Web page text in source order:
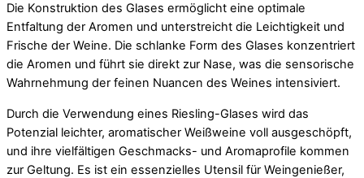
Die Konstruktion des Glases ermöglicht eine optimale
Entfaltung der Aromen und unterstreicht die Leichtigkeit und
Frische der Weine. Die schlanke Form des Glases konzentriert
die Aromen und führt sie direkt zur Nase, was die sensorische
Wahrnehmung der feinen Nuancen des Weines intensiviert.
Durch die Verwendung eines Riesling-Glases wird das
Potenzial leichter, aromatischer Weißweine voll ausgeschöpft,
und ihre vielfältigen Geschmacks- und Aromaprofile kommen
zur Geltung. Es ist ein essenzielles Utensil für Weingenießer,